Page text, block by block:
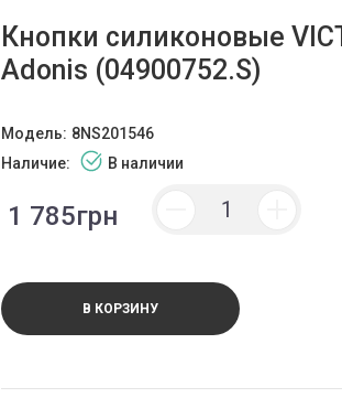
Кнопки силиконовые
Adonis (04900752.S)
Модель: 8NS201546
Наличие:
В наличии
1 785грн
В КОРЗИНУ